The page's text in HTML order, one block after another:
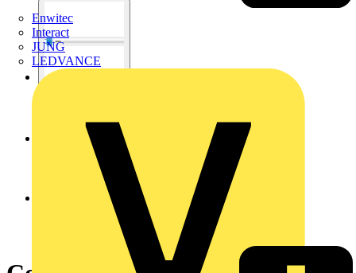
Enwitec
Interact
JUNG
LEDVANCE